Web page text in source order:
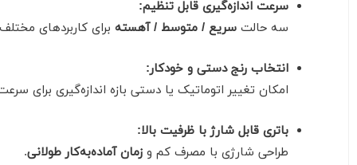
سرعت اندازه‌گیری قابل تنظیم:
سه حالت سریع / متوسط / آهسته برای کاربردهای
انتخاب رنج دستی و خودکار:
امکان تغییر اتوماتیک یا دستی بازه اندازه‌گیری برای
باتری قابل شارژ با ظرفیت بالا:
طراحی شارژی با مصرف کم و زمان آماده‌به‌کار طولانی.